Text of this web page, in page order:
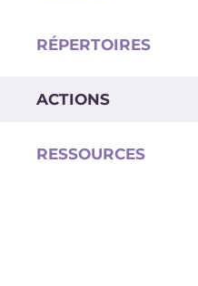
RÉPERTOIRES
ACTIONS
RESSOURCES